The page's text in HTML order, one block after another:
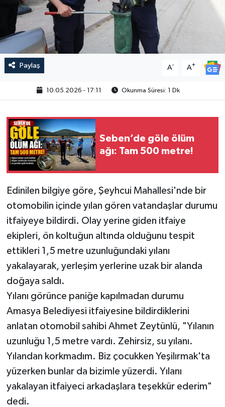
Paylaş A- A+
10.05.2026 - 17:11 Okunma Süresi: 1 Dk
Seben’de göle ölüm
ağı: Tam 500 metre!
Edinilen bilgiye göre, Şeyhcui Mahallesi'nde bir
otomobilin içinde yılan gören vatandaşlar durumu
itfaiyeye bildirdi. Olay yerine giden itfaiye
ekipleri, ön koltuğun altında olduğunu tespit
ettikleri 1,5 metre uzunluğundaki yılanı
yakalayarak, yerleşim yerlerine uzak bir alanda
doğaya saldı.
Yılanı görünce paniğe kapılmadan durumu
Amasya Belediyesi itfaiyesine bildirdiklerini
anlatan otomobil sahibi Ahmet Zeytünlü, "Yılanın
uzunluğu 1,5 metre vardı. Zehirsiz, su yılanı.
Yılandan korkmadım. Biz çocukken Yeşilırmak'ta
yüzerken bunlar da bizimle yüzerdi. Yılanı
yakalayan itfaiyeci arkadaşlara teşekkür ederim"
dedi.